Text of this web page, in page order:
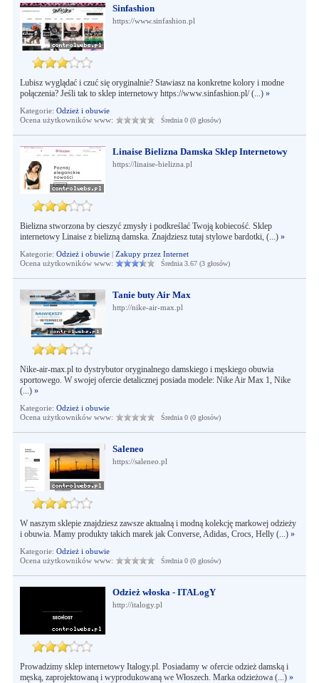
Sinfashion
https://www.sinfashion.pl
Lubisz wyglądać i czuć się oryginalnie? Stawiasz na konkretne kolory i modne
połączenia? Jeśli tak to sklep internetowy https://www.sinfashion.pl/ (...) »
Kategorie: Odzież i obuwie
Ocena użytkowników www:
Średnia 0 (0 głosów)
Linaise Bielizna Damska Sklep Internetowy
https://linaise-bielizna.pl
Bielizna stworzona by cieszyć zmysły i podkreślać Twoją kobiecość. Sklep
internetowy Linaise z bielizną damska. Znajdziesz tutaj stylowe bardotki, (...) »
Kategorie: Odzież i obuwie| Zakupy przez Internet
Ocena użytkowników www:
Średnia 3.67 (3 głosów)
Tanie buty Air Max
http://nike-air-max.pl
Nike-air-max.pl to dystrybutor oryginalnego damskiego i męskiego obuwia
sportowego. W swojej ofercie detalicznej posiada modele: Nike Air Max 1, Nike
(...) »
Kategorie: Odzież i obuwie
Ocena użytkowników www:
Średnia 0 (0 głosów)
Saleneo
https://saleneo.pl
W naszym sklepie znajdziesz zawsze aktualną i modną kolekcję markowej odzieży
i obuwia. Mamy produkty takich marek jak Converse, Adidas, Crocs, Helly (...) »
Kategorie: Odzież i obuwie
Ocena użytkowników www:
Średnia 0 (0 głosów)
Odzież włoska - ITALogY
http://italogy.pl
Prowadzimy sklep internetowy Italogy.pl. Posiadamy w ofercie odzież damską i
męską, zaprojektowaną i wyprodukowaną we Włoszech. Marka odzieżowa (...) »